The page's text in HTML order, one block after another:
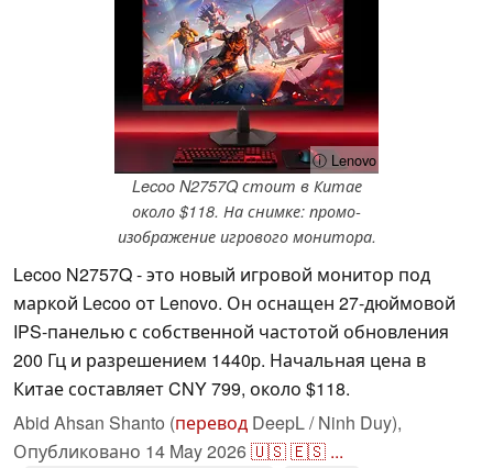
ⓘ Lenovo
Lecoo N2757Q стоит в Китае
около $118. На снимке: промо-
изображение игрового монитора.
Lecoo N2757Q - это новый игровой монитор под
маркой Lecoo от Lenovo. Он оснащен 27-дюймовой
IPS-панелью с собственной частотой обновления
200 Гц и разрешением 1440p. Начальная цена в
Китае составляет CNY 799, около $118.
Abid Ahsan Shanto (перевод DeepL / Ninh Duy),
Опубликовано 14 May 2026🇺🇸🇪🇸 ...